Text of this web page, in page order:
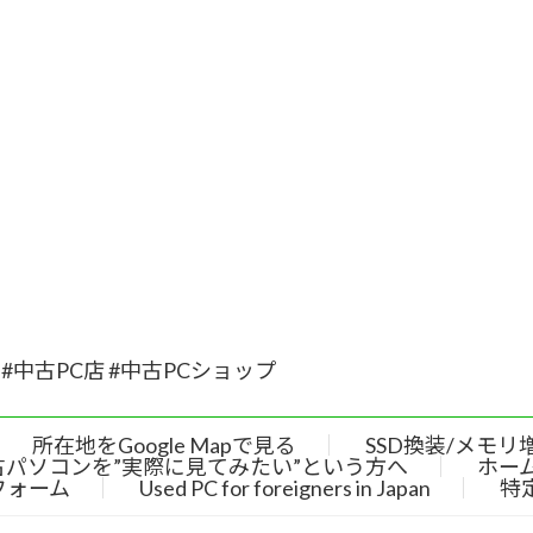
古PC店 #中古PCショップ
所在地をGoogle Mapで見る
SSD換装/メモリ
パソコンを”実際に見てみたい”という方へ
ホー
ォーム
Used PC for foreigners in Japan 特